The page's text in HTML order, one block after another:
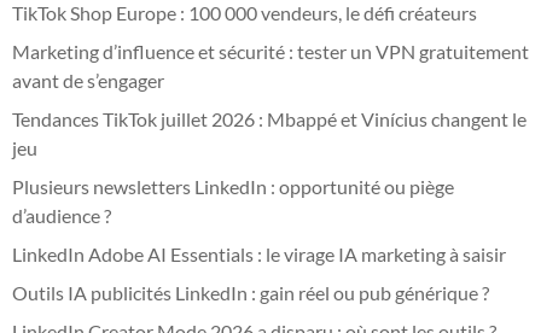
TikTok Shop Europe : 100 000 vendeurs, le défi créateurs
Marketing d’influence et sécurité : tester un VPN gratuitement
avant de s’engager
Tendances TikTok juillet 2026 : Mbappé et Vinícius changent le
jeu
Plusieurs newsletters LinkedIn : opportunité ou piège
d’audience ?
LinkedIn Adobe AI Essentials : le virage IA marketing à saisir
Outils IA publicités LinkedIn : gain réel ou pub générique ?